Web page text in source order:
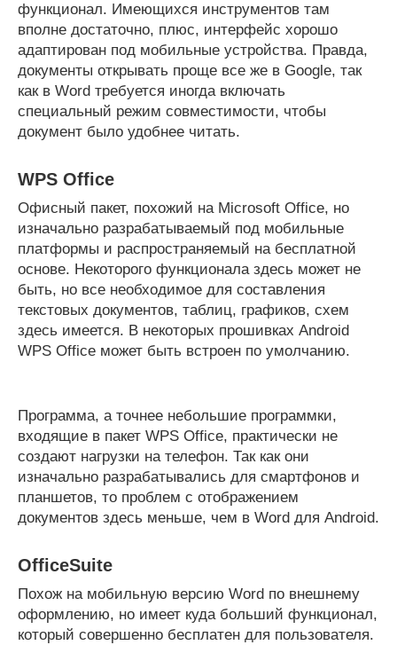
функционал. Имеющихся инструментов там
вполне достаточно, плюс, интерфейс хорошо
адаптирован под мобильные устройства. Правда,
документы открывать проще все же в Google, так
как в Word требуется иногда включать
специальный режим совместимости, чтобы
документ было удобнее читать.
WPS Office
Офисный пакет, похожий на Microsoft Office, но
изначально разрабатываемый под мобильные
платформы и распространяемый на бесплатной
основе. Некоторого функционала здесь может не
быть, но все необходимое для составления
текстовых документов, таблиц, графиков, схем
здесь имеется. В некоторых прошивках Android
WPS Office может быть встроен по умолчанию.
Программа, а точнее небольшие программки,
входящие в пакет WPS Office, практически не
создают нагрузки на телефон. Так как они
изначально разрабатывались для смартфонов и
планшетов, то проблем с отображением
документов здесь меньше, чем в Word для Android.
OfficeSuite
Похож на мобильную версию Word по внешнему
оформлению, но имеет куда больший функционал,
который совершенно бесплатен для пользователя.